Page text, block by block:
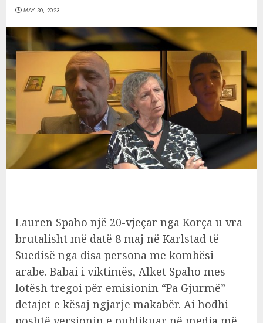
MAY 30, 2023
Lauren Spaho një 20-vjeçar nga Korça u vra
brutalisht më datë 8 maj në Karlstad të
Suedisë nga disa persona me kombësi
arabe. Babai i viktimës, Alket Spaho mes
lotësh tregoi për emisionin “Pa Gjurmë”
detajet e kësaj ngjarje makabër. Ai hodhi